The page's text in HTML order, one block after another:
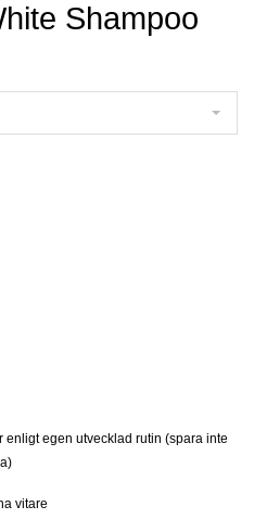
Shampoo
egen utvecklad rutin (spara inte
vitare